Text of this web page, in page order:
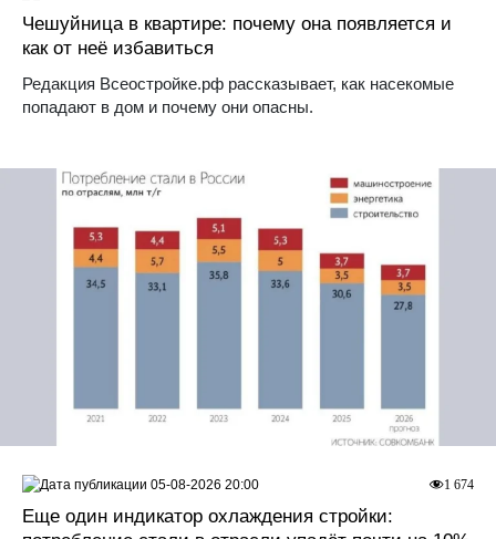
Чешуйница в квартире: почему она появляется и
как от неё избавиться
Редакция Всеостройке.рф рассказывает, как насекомые
попадают в дом и почему они опасны.
Еще один индикатор охлаждения стройки:
1 674
05-08-2026 20:00